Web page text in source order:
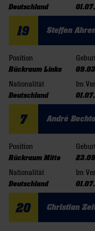
Deutschland
19 Steffen
Position
Rückraum Links
Nationalität
Deutschland
Im
7 André
Position
Rückraum Mitte
Nationalität
Deutschland
Im
20 Christian